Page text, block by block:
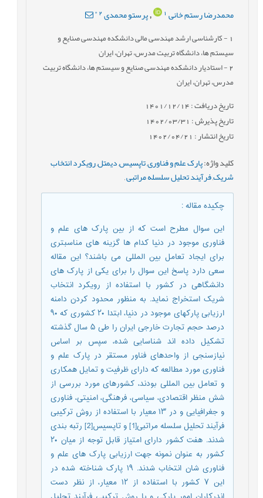
محمدرضا رستم خانی
,پرستو محمدی 2
*
- کارشناسی ارشد مهندسی مالی دانشکده مهندسی صنایع و
سیستم ها، دانشگاه تربیت مدرس، تهران، ایران
2- استادیار دانشکده مهندسی صنایع و سیستم ها، دانشگاه تربیت
مدرس، تهران، ایران
تاریخ دریافت : 1401/12/14
تاریخ پذیرش : 1402/03/31
تاریخ انتشار : 1402/04/21
کلید واژه:پارک علم و فناوری,تاپسیس,دیمتل,رویکرد انتخاب
شریک,فرآیند تحلیل سلسله مراتبی,
چکیده مقاله:
این سوال مطرح است که از بین پارک های علم و
فناوری موجود در دنیا کدام ها گزینه های مناسبتری
برای ایجاد تعامل بین المللی می باشند؟ این مقاله
سعی دارد پاسخ این سوال را برای یکی از پارک های
دانشگاهی در کشور با استفاده از رویکرد انتخاب
شریک استخراج نماید. به منظور محدود کردن دامنه
ارزیابی پارکهای موجود در دنیا، ابتدا ۲۰ کشوری که ۹۰
درصد حجم تجارت خارجی ایران را طی ۵ سال گذشته
تشکیل داده اند شناسایی شده، سپس بر اساس
نیازسنجی از واحدهای فناور مستقر در پارک علم و
فناوری مورد مطالعه که دارای ظرفیت و تمایل همکاری
و تعامل بین المللی بودند، کشورهای مورد بررسی از
شش منظر اقتصادی، سیاسی، فرهنگی، امنیتی، فناوری
و جغرافیایی و در ۱۳ معیار با استفاده از روش ترکیبی
فرآیند تحلیل سلسله مراتبی[1] و تاپسیس[2] رتبه بندی
شدند. هفت کشور دارای امتیاز قابل توجه از میان ۲۰
کشور به عنوان نمونه جهت ارزیابی پارک های علم و
فناوری شان انتخاب شدند. ۱۹ پارک شناخته شده در
این ۷ کشور با استفاده از ۱۲ معیار، از نظر دست